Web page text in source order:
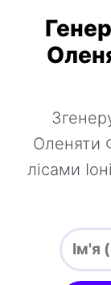
Оленяти
лісами